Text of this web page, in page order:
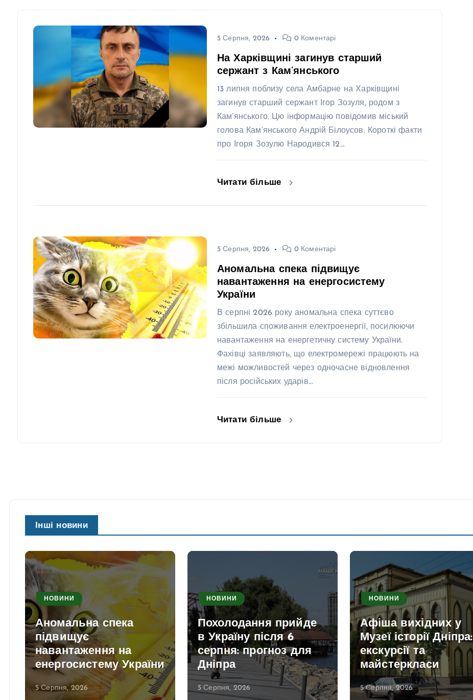
5 Серпня, 2026 0 Коментарі
На Харківщині загинув старший
сержант з Кам’янського
13 липня поблизу села Амбарне на Харківщині
загинув старший сержант Ігор Зозуля, родом з
Кам’янського. Цю інформацію повідомив міський
голова Кам’янського Андрій Білоусов. Короткі факти
про Ігоря Зозулю Народився 12…
Читати більше
5 Серпня, 2026 0 Коментарі
Аномальна спека підвищує
навантаження на енергосистему
України
В серпні 2026 року аномальна спека суттєво
збільшила споживання електроенергії, посилюючи
навантаження на енергетичну систему України.
Фахівці заявляють, що електромережі працюють на
межі можливостей через одночасне відновлення
після російських ударів…
Читати більше
Інші новини
НОВИНИ
Аномальна спека
підвищує
навантаження на
енергосистему України
5 Серпня, 2026
НОВИНИ
Похолодання прийде
в Україну після 6
серпня: прогноз для
Дніпра
5 Серпня, 2026
НОВИНИ
Афіша вихідних у
Музеї історії Дніпра:
екскурсії та
майстеркласи
5 Серпня, 2026